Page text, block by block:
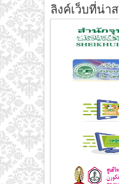
ลิงค์เว็บที่น่า